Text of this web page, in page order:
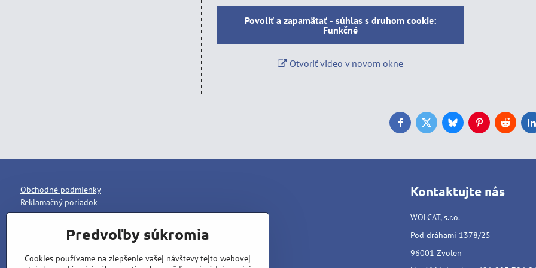
Povoliť a zapamätať - súhlas s druhom cookie:
Funkčné
Otvoriť video v novom okne
FacebookTwitterBlueskyPinterestReddit
Obchodné podmienky
Reklamačný poriadok
Ochrana osobných údajov
Kontaktujte nás
WOLCAT, s.r.o.
Pod dráhami 1378/25
96001 Zvolen
Predvoľby súkromia
Cookies používame na zlepšenie vašej návštevy tejto webovej